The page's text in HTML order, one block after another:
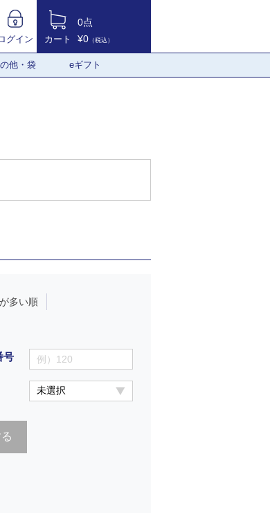
グイン カート
0点
¥0 （税込）
他・袋 eギフト
多い順
号